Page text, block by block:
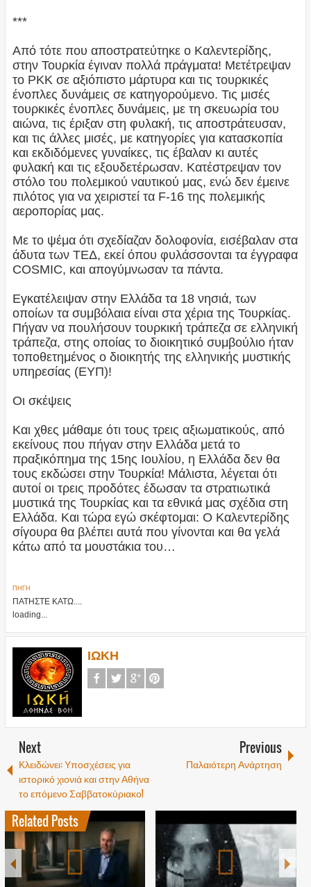
***
Από τότε που αποστρατεύτηκε ο Καλεντερίδης,
στην Τουρκία έγιναν πολλά πράγματα! Μετέτρεψαν
το ΡΚΚ σε αξιόπιστο μάρτυρα και τις τουρκικές
ένοπλες δυνάμεις σε κατηγορούμενο. Τις μισές
τουρκικές ένοπλες δυνάμεις, με τη σκευωρία του
αιώνα, τις έριξαν στη φυλακή, τις αποστράτευσαν,
και τις άλλες μισές, με κατηγορίες για κατασκοπία
και εκδιδόμενες γυναίκες, τις έβαλαν κι αυτές
φυλακή και τις εξουδετέρωσαν. Κατέστρεψαν τον
στόλο του πολεμικού ναυτικού μας, ενώ δεν έμεινε
πιλότος για να χειριστεί τα F-16 της πολεμικής
αεροπορίας μας.
Με το ψέμα ότι σχεδίαζαν δολοφονία, εισέβαλαν στα
άδυτα των ΤΕΔ, εκεί όπου φυλάσσονται τα έγγραφα
COSMIC, και απογύμνωσαν τα πάντα.
Εγκατέλειψαν στην Ελλάδα τα 18 νησιά, των
οποίων τα συμβόλαια είναι στα χέρια της Τουρκίας.
Πήγαν να πουλήσουν τουρκική τράπεζα σε ελληνική
τράπεζα, στης οποίας το διοικητικό συμβούλιο ήταν
τοποθετημένος ο διοικητής της ελληνικής μυστικής
υπηρεσίας (ΕΥΠ)!
Οι σκέψεις
Και χθες μάθαμε ότι τους τρεις αξιωματικούς, από
εκείνους που πήγαν στην Ελλάδα μετά το
πραξικόπημα της 15ης Ιουλίου, η Ελλάδα δεν θα
τους εκδώσει στην Τουρκία! Μάλιστα, λέγεται ότι
αυτοί οι τρεις προδότες έδωσαν τα στρατιωτικά
μυστικά της Τουρκίας και τα εθνικά μας σχέδια στη
Ελλάδα. Και τώρα εγώ σκέφτομαι: Ο Καλεντερίδης
σίγουρα θα βλέπει αυτά που γίνονται και θα γελά
κάτω από τα μουστάκια του…
ΠΗΓΗ
ΠΑΤΗΣΤΕ ΚΑΤΩ....
loading...
ΙΩΚΗ
Next
Κλειδώνει: Υποσχέσεις για
ιστορικό χιονιά και στην Αθήνα
το επόμενο Σαββατοκύριακο!
Previous
Παλαιότερη Ανάρτηση
Related Posts